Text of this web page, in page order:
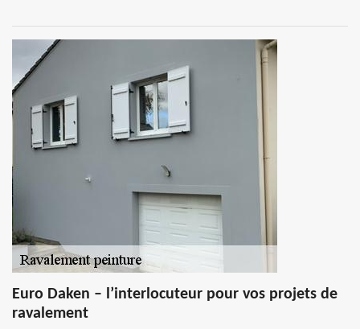
Euro Daken – l’interlocuteur pour vos projets de
ravalement